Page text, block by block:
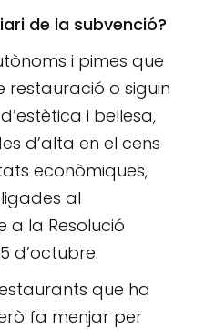
de la subvenció?
i pimes que
restauració o siguin
i bellesa,
d’alta en el cens
econòmiques,
al
a la Resolució
d’octubre.
que ha
fa menjar per